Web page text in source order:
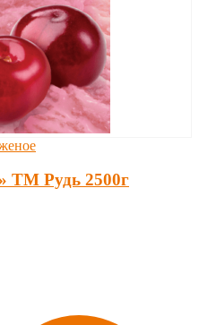
ТМ Рудь 2500г